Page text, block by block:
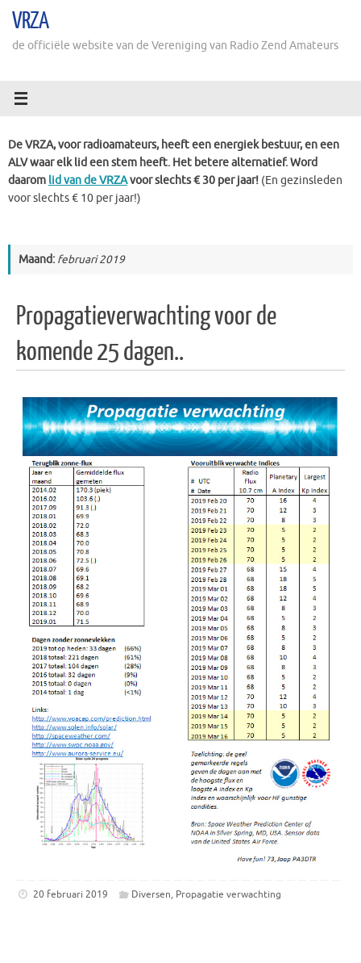
naarVRZA
de officiële website van de Vereniging van Radio Zend Amateurs
De VRZA, voor radioamateurs, heeft een energiek bestuur, en een
ALV waar elk lid een stem heeft. Het betere alternatief. Word
daarom lid van de VRZAvoor slechts € 30 per jaar! (En gezinsleden
voor slechts € 10 per jaar!)
Maand: februari 2019
Propagatieverwachting voor de
komende 25 dagen..
20 februari 2019 Diversen, Propagatie verwachting